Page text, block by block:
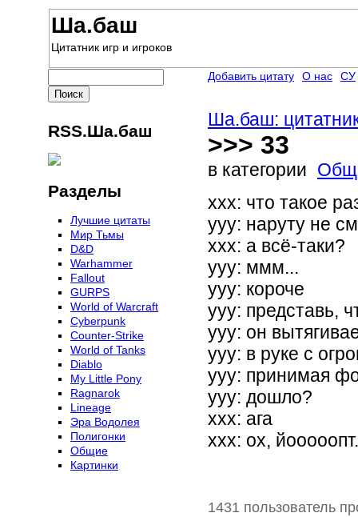
Ша.баш
Цитатник игр и игроков
Ша.баш:
>>> 33
в категории
xxx: что такое
ууу: наруту не
xxx: а всё-таки?
yyy: ммм...
yyy: короче
yyy: представь,
yyy: он
yyy: в руке с
yyy: принимая
yyy: дошло?
xxx: ага
xxx: ох,
1431 пользователь
Добавить цитату О нас СУ
RSS.Ша.баш
Разделы
Лучшие цитаты
Мир Тьмы
D&D
Warhammer
Fallout
GURPS
World of Warcraft
Сyberpunk
Counter-Strike
World of Tanks
Diablo
My Little Pony
Ragnarok
Lineage
Эра Водолея
Полигонки
Общие
Картинки